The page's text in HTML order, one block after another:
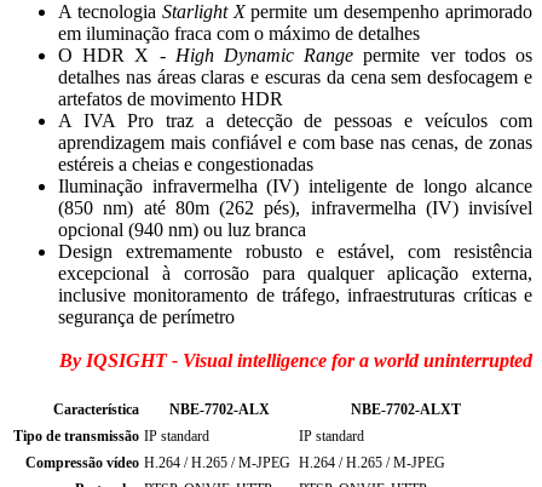
A tecnologia Starlight Xpermite um desempenho aprimorado
em iluminação fraca com o máximo de detalhes
O HDR X - High Dynamic Range permite ver todos os
detalhes nas áreas claras e escuras da cena sem desfocagem e
artefatos de movimento HDR
A IVA Pro traz a detecção de pessoas e veículos com
aprendizagem mais confiável e com base nas cenas, de zonas
estéreis a cheias e congestionadas
Iluminação infravermelha (IV) inteligente de longo alcance
(850 nm) até 80m (262 pés), infravermelha (IV) invisível
opcional (940 nm) ou luz branca
Design extremamente robusto e estável, com resistência
excepcional à corrosão para qualquer aplicação externa,
inclusive monitoramento de tráfego, infraestruturas críticas e
segurança de perímetro
By IQSIGHT - Visual intelligence for a world uninterrupted
Característica NBE-7702-ALX
NBE-7702-ALXT
Tipo de transmissão IP standard
IP standard
Compressão vídeo H.264 / H.265 / M-JPEG H.264 / H.265 / M-JPEG